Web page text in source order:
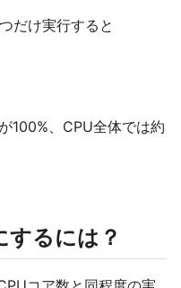
だけ実行すると
100%、CPU全体では約
るには？